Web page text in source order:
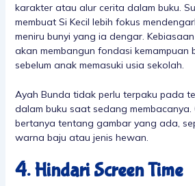
karakter atau alur cerita dalam buku.
membuat Si Kecil lebih fokus
meniru bunyi yang ia dengar.
akan membangun fondasi kemampuan
sebelum anak memasuki usia sekolah.
Ayah Bunda tidak perlu terpaku pada
dalam buku saat sedang membacanya.
bertanya tentang gambar yang ada,
warna baju atau jenis hewan.
4. Hindari Screen Time